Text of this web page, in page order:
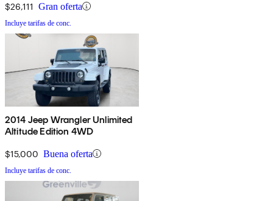
$26,111 Gran oferta
Incluye tarifas de conc.
2014 Jeep Wrangler Unlimited
Altitude Edition 4WD
$15,000 Buena oferta
Incluye tarifas de conc.